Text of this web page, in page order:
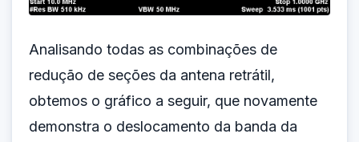
Analisando todas as combinações de
redução de seções da antena retrátil,
obtemos o gráfico a seguir, que novamente
demonstra o deslocamento da banda da